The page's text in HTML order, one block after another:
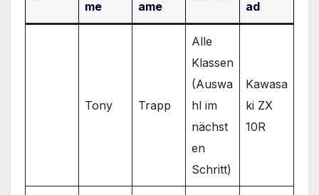
me
ame
ad
Tony Trapp
Alle
Klassen
(Auswa
hl im
nächst
en
Schritt)
Kawasa
ki ZX
10R